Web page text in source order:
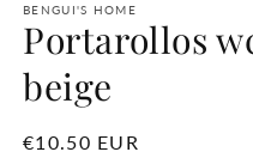
multimedia
1
en
ventana
modal
BENGUI'S HOME
Portarollos
beige
Precio
€10.50 EUR